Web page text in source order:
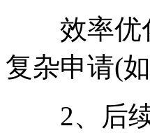
效率优化
复杂申请(
2、后续